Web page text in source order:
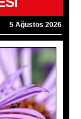
5 Ağustos 2026